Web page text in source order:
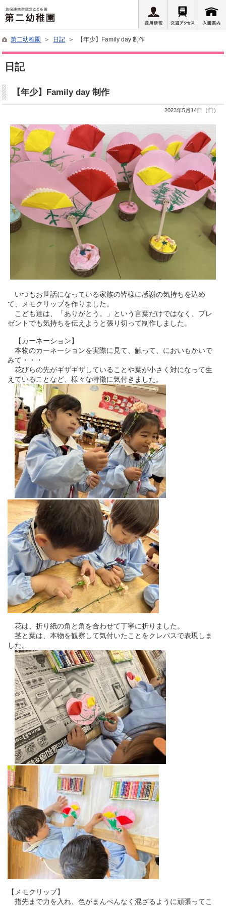
第二幼稚園 ＞ 日記 ＞ 【年少】Family day 制作
日記
【年少】Family day 制作
2023年5月14日（日）
いつもお世話になっている家族の皆様に感謝の気持ちを込め
て、メモクリップを作りました。
こども達は、「ありがとう。」という言葉だけではなく、プレ
ゼントでも気持ちを伝えようと張り切って制作しました。
【カーネーション】
本物のカーネーションを実際に見て、触って、においもかいで
みて・・・
花びらの先がギザギザしていることや葉が小さく対になって生
えていることなど、様々な特徴に気付きました。
花は、折り紙の角と角を合わせて丁寧に折りました。
茎と葉は、本物を観察して気付いたことをクレパスで表現しま
した。
【メモクリップ】
指先まで力を入れ、色がまんべんなく混ざるように頑張ってこ